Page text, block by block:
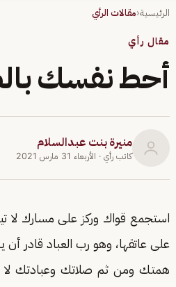
الرئيسية‹مقالات الرأي
مقال رأي
أحط نفسك
منيرة بنت عبدالسلام
كاتب رأي · الأربعاء 31 مارس 2021
استجمع قواك وركز على مسارك لا
على عاتقها، وهو رب العباد قادر
همتك ومن ثم صلاتك وعبادتك لا